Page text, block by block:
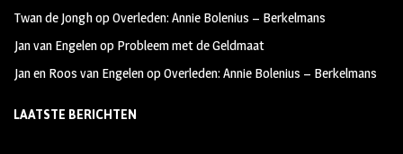
Twan de JonghopOverleden: Annie Bolenius – Berkelmans
Jan van Engelenop Probleem met de Geldmaat
Jan en Roos van EngelenopOverleden: Annie Bolenius – Berkelmans
LAATSTE BERICHTEN